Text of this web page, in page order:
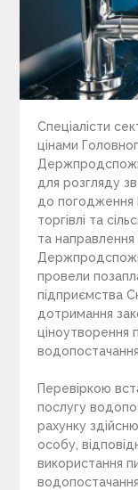
Спеціалісти
цінами
для розгляду
до погодження
торгівлі та
та направлення
провели
підприємства
дотримання
ціноутворення
Перевіркою
послугу
рахунку
особу,
використання